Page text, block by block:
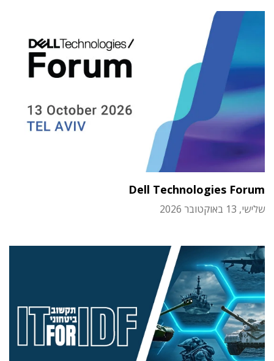
Dell Technologies Forum
שלישי, 13 באוקטובר 2026